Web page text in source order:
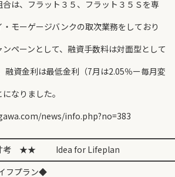
は、フラット３５、フラット３５Ｓを専
モーゲージバンクの取次業務をしており
ペーンとして、融資手数料は対面型として
融資金利は最低金利（7月は2.05％ー毎月変
なりました。
news/info.php?no=383
考 ★★ Idea for Lifeplan
的なライフプラン◆